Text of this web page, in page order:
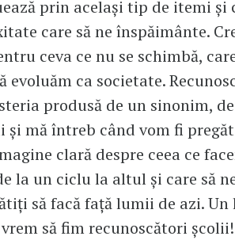
prin același tip de itemi și
care să ne înspăimânte.
ceva ce nu se schimbă,
evoluăm ca societate.
produsă de un sinonim,
și mă întreb când vom fi
clară despre ceea ce
la un ciclu la altul și care să
să facă față lumii de azi.
să fim recunoscători școlii!